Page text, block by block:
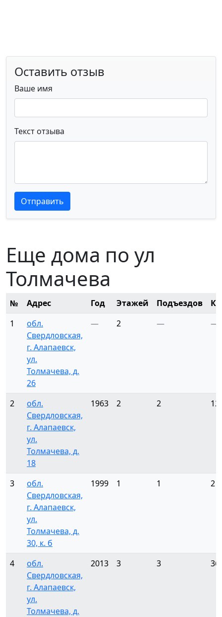
Оставить отзыв
Ваше имя
Текст отзыва
Текст отзыва
Текст отзыва
Отправить
Еще дома по ул
Толмачева
№ Адрес Год Этажей Подъездов
1
обл.
Свердловская,
г. Алапаевск,
ул.
Толмачева, д.
26
— 2 — —
2
обл.
Свердловская,
г. Алапаевск,
ул.
Толмачева, д.
18
1963 2 2 12
3
обл.
Свердловская,
г. Алапаевск,
ул.
Толмачева, д.
30, к. б
1999 1 1 2
4
обл.
Свердловская,
г. Алапаевск,
ул.
Толмачева, д.
2013 3 3 36